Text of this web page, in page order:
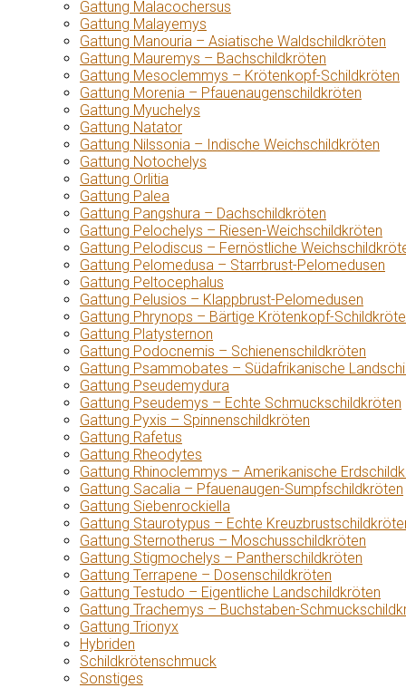
Gattung Malacochersus
Gattung Malayemys
Gattung Manouria – Asiatische Waldschildkröten
Gattung Mauremys – Bachschildkröten
Gattung Mesoclemmys – Krötenkopf-Schildkröten
Gattung Morenia – Pfauenaugenschildkröten
Gattung Myuchelys
Gattung Natator
Gattung Nilssonia – Indische Weichschildkröten
Gattung Notochelys
Gattung Orlitia
Gattung Palea
Gattung Pangshura – Dachschildkröten
Gattung Pelochelys – Riesen-Weichschildkröten
Gattung Pelodiscus – Fernöstliche
Gattung Pelomedusa – Starrbrust-Pelomedusen
Gattung Peltocephalus
Gattung Pelusios – Klappbrust-Pelomedusen
Gattung Phrynops – Bärtige Krötenkopf-
Gattung Platysternon
Gattung Podocnemis – Schienenschildkröten
Gattung Psammobates – Südafrikanische
Gattung Pseudemydura
Gattung Pseudemys – Echte Schmuckschildkröten
Gattung Pyxis – Spinnenschildkröten
Gattung Rafetus
Gattung Rheodytes
Gattung Rhinoclemmys – Amerikanische
Gattung Sacalia – Pfauenaugen-Sumpfschildkröten
Gattung Siebenrockiella
Gattung Staurotypus – Echte
Gattung Sternotherus – Moschusschildkröten
Gattung Stigmochelys – Pantherschildkröten
Gattung Terrapene – Dosenschildkröten
Gattung Testudo – Eigentliche Landschildkröten
Gattung Trachemys – Buchstaben-
Gattung Trionyx
Hybriden
Schildkrötenschmuck
Sonstiges